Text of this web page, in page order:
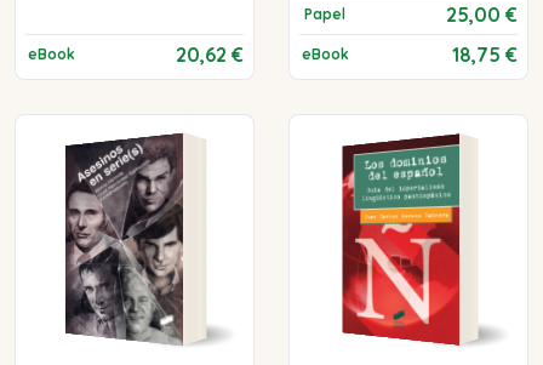
eBook 20,62 €
Papel 25,00 €
eBook 18,75 €